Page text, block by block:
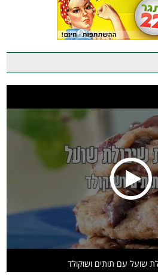
שועל עם תותים ושוקולד